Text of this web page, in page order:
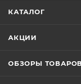
КАТАЛОГ
АКЦИИ
ОБЗОРЫ ТОВАРОВ